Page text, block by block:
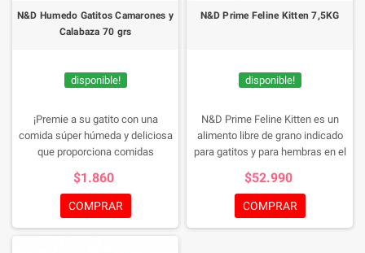
N&D Humedo Gatitos Camarones y
Calabaza 70 grs
disponible!
¡Premie a su gatito con una
comida súper húmeda y deliciosa
que proporciona comidas
su gatito las disfrute en una
variedad de sabrosos
sabores. ¡Cada fórmula está
hecha con ingredientes naturales
$1.860
COMPRAR
N&D Prime Feline Kitten 7,5KG
disponible!
N&D Prime Feline Kitten es un
alimento libre de grano indicado
para gatitos y para hembras en el
lactancia. Formulado con proteína
de pollo de alta calidad y granada.
Óptimo equilibrio de minerales.
$52.990
COMPRAR